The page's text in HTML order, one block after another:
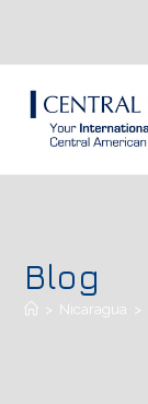
Blog
> Nicaragua >